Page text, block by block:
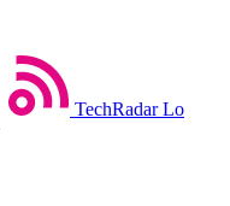
TechRadar Lo